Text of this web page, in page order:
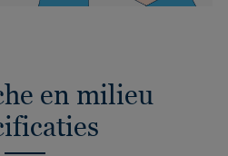
en milieu